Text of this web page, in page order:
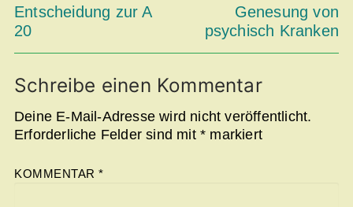
Vorheriger
Beitrag:
Entscheidung zur A
20
Nächster
Beitrag:
Genesung von
psychisch Kranken
Schreibe einen Kommentar
Deine E-Mail-Adresse wird nicht veröffentlicht.
Erforderliche Felder sind mit * markiert
KOMMENTAR *